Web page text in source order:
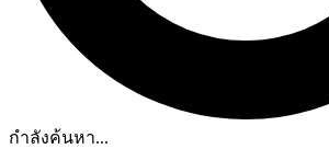
กำลังค้นหา...